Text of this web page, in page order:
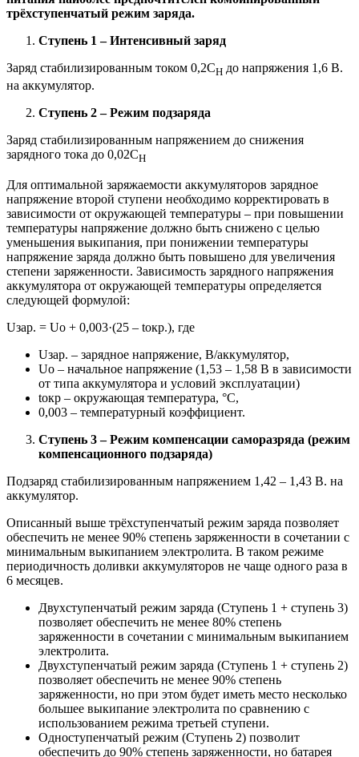
трёхступенчатый режим заряда.
Ступень 1 – Интенсивный заряд
Заряд стабилизированным током 0,2СН до напряжения 1,6 В.
на аккумулятор.
Ступень 2 – Режим подзаряда
Заряд стабилизированным напряжением до снижения
зарядного тока до 0,02СН
Для оптимальной заряжаемости аккумуляторов зарядное
напряжение второй ступени необходимо корректировать в
зависимости от окружающей температуры – при повышении
температуры напряжение должно быть снижено с целью
уменьшения выкипания, при понижении температуры
напряжение заряда должно быть повышено для увеличения
степени заряженности. Зависимость зарядного напряжения
аккумулятора от окружающей температуры определяется
следующей формулой:
Uзар. = Uo + 0,003·(25 – tокр.), где
Uзар. – зарядное напряжение, В/аккумулятор,
Uo – начальное напряжение (1,53 – 1,58 В в зависимости
от типа аккумулятора и условий эксплуатации)
tокр – окружающая температура, °С,
0,003 – температурный коэффициент.
Ступень 3 – Режим компенсации саморазряда (режим
компенсационного подзаряда)
Подзаряд стабилизированным напряжением 1,42 – 1,43 В. на
аккумулятор.
Описанный выше трёхступенчатый режим заряда позволяет
обеспечить не менее 90% степень заряженности в сочетании с
минимальным выкипанием электролита. В таком режиме
периодичность доливки аккумуляторов не чаще одного раза в
6 месяцев.
Двухступенчатый режим заряда (Ступень 1 + ступень 3)
позволяет обеспечить не менее 80% степень
заряженности в сочетании с минимальным выкипанием
электролита.
Двухступенчатый режим заряда (Ступень 1 + ступень 2)
позволяет обеспечить не менее 90% степень
заряженности, но при этом будет иметь место несколько
большее выкипание электролита по сравнению с
использованием режима третьей ступени.
Одноступенчатый режим (Ступень 2) позволит
обеспечить до 90% степень заряженности, но батарея